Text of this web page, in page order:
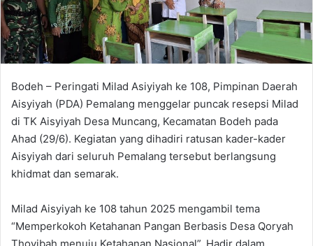
Bodeh – Peringati Milad Asiyiyah ke 108, Pimpinan Daerah
Aisyiyah (PDA) Pemalang menggelar puncak resepsi Milad
di TK Aisyiyah Desa Muncang, Kecamatan Bodeh pada
Ahad (29/6). Kegiatan yang dihadiri ratusan kader-kader
Aisyiyah dari seluruh Pemalang tersebut berlangsung
khidmat dan semarak.
Milad Aisyiyah ke 108 tahun 2025 mengambil tema
“Memperkokoh Ketahanan Pangan Berbasis Desa Qoryah